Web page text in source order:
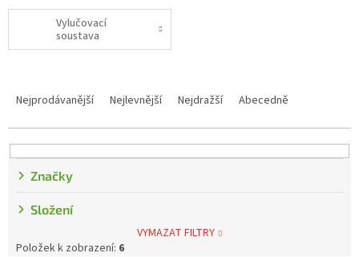
Vylučovací
soustava
Nejprodávanější Nejlevnější Nejdražší Abecedně
Značky
Složení
VYMAZAT FILTRY
Položek k zobrazení: 6